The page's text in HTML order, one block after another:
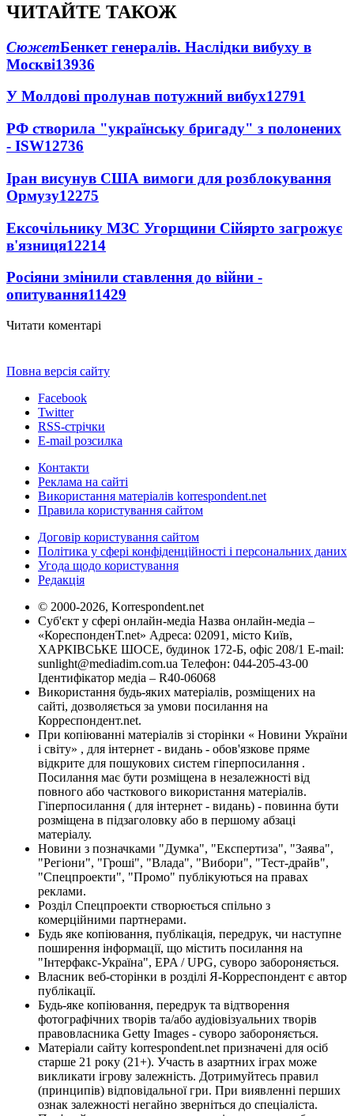
ЧИТАЙТЕ ТАКОЖ
СюжетБенкет генералів. Наслідки вибуху в
Москві13936
У Молдові пролунав потужний вибух12791
РФ створила "українську бригаду" з полонених
- ISW12736
Іран висунув США вимоги для розблокування
Ормузу12275
Ексочільнику МЗС Угорщини Сійярто загрожує
в'язниця12214
Росіяни змінили ставлення до війни -
опитування11429
Читати коментарі
Повна версія сайту
Facebook
Twitter
RSS-стрічки
E-mail розсилка
Контакти
Реклама на сайті
Використання матеріалів korrespondent.net
Правила користування сайтом
Договір користування сайтом
Політика у сфері конфіденційності і персональних даних
Угода щодо користування
Редакція
© 2000-2026, Korrespondent.net
Суб'єкт у сфері онлайн-медіа Назва онлайн-медіа –
«КореспонденТ.net» Адреса: 02091, місто Київ,
ХАРКІВСЬКЕ ШОСЕ, будинок 172-Б, офіс 208/1 E-mail:
sunlight@mediadim.com.ua Телефон: 044-205-43-00
Ідентифікатор медіа – R40-06068
Використання будь-яких матеріалів, розміщених на
сайті, дозволяється за умови посилання на
Корреспондент.net.
При копіюванні матеріалів зі сторінки « Новини України
і світу» , для інтернет - видань - обов'язкове пряме
відкрите для пошукових систем гіперпосилання .
Посилання має бути розміщена в незалежності від
повного або часткового використання матеріалів.
Гіперпосилання ( для інтернет - видань) - повинна бути
розміщена в підзаголовку або в першому абзаці
матеріалу.
Новини з позначками "Думка", "Експертиза", "Заява",
"Регіони", "Гроші", "Влада", "Вибори", "Тест-драйв",
"Спецпроекти", "Промо" публікуються на правах
реклами.
Розділ Спецпроекти створюється спільно з
комерційними партнерами.
Будь яке копіювання, публікація, передрук, чи наступне
поширення інформації, що містить посилання на
"Інтерфакс-Україна", EPA / UPG, суворо забороняється.
Власник веб-сторінки в розділі Я-Корреспондент є автор
публікації.
Будь-яке копіювання, передрук та відтворення
фотографічних творів та/або аудіовізуальних творів
правовласника Getty Images - суворо забороняється.
Матеріали сайту korrespondent.net призначені для осіб
старше 21 року (21+). Участь в азартних іграх може
викликати ігрову залежність. Дотримуйтесь правил
(принципів) відповідальної гри. При виявленні перших
ознак залежності негайно зверніться до спеціаліста.